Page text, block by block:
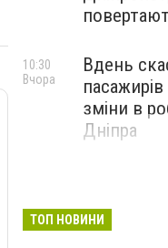
Вдень
зміни в
Дніпра
10:30
Вчора
ТОП НОВИНИ